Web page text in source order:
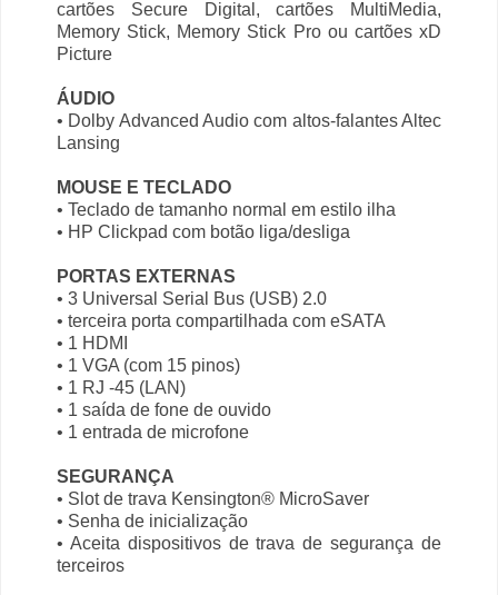
cartões Secure Digital, cartões MultiMedia,
Memory Stick, Memory Stick Pro ou cartões xD
Picture
ÁUDIO
• Dolby Advanced Audio com altos-falantes Altec
Lansing
MOUSE E TECLADO
• Teclado de tamanho normal em estilo ilha
• HP Clickpad com botão liga/desliga
PORTAS EXTERNAS
• 3 Universal Serial Bus (USB) 2.0
• terceira porta compartilhada com eSATA
• 1 HDMI
• 1 VGA (com 15 pinos)
• 1 RJ -45 (LAN)
• 1 saída de fone de ouvido
• 1 entrada de microfone
SEGURANÇA
• Slot de trava Kensington® MicroSaver
• Senha de inicialização
• Aceita dispositivos de trava de segurança de
terceiros